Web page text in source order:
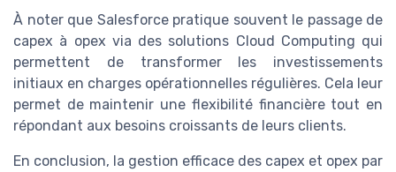
À noter que Salesforce pratique souvent le passage de
capex à opex via des solutions Cloud Computing qui
permettent de transformer les investissements
initiaux en charges opérationnelles régulières. Cela leur
permet de maintenir une flexibilité financière tout en
répondant aux besoins croissants de leurs clients.
En conclusion, la gestion efficace des capex et opex par